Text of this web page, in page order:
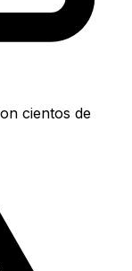
cientos de